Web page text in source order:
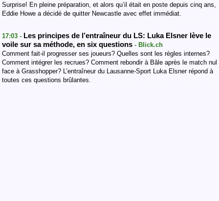
Surprise! En pleine préparation, et alors qu’il était en poste depuis cinq ans,
Eddie Howe a décidé de quitter Newcastle avec effet immédiat.
17:03 - Les principes de l’entraîneur du LS: Luka Elsner lève le
voile sur sa méthode, en six questions - Blick.ch
Comment fait-il progresser ses joueurs? Quelles sont les règles internes?
Comment intégrer les recrues? Comment rebondir à Bâle après le match nul
face à Grasshopper? L’entraîneur du Lausanne-Sport Luka Elsner répond à
toutes ces questions brûlantes.